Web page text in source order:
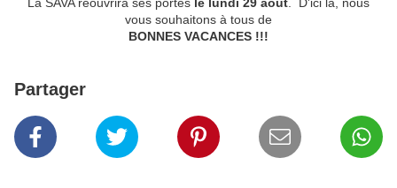
vous souhaitons à tous de
BONNES VACANCES !!!
Partager